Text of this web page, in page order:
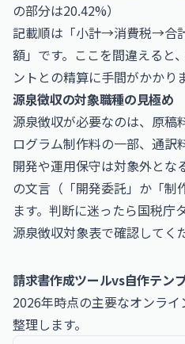
の部分は20.42%）
記載順は「小計→消費税→合
額」です。ここを間違えると
ントとの精算に手間がかかり
源泉徴収の対象職種の見極め
源泉徴収が必要なのは、原稿
ログラム制作料の一部、通訳
開発や運用保守は対象外とな
の文言（「開発委託」か「制
ます。判断に迷ったら国税庁
源泉徴収対象表で確認してく
請求書作成ツールvs自作テン
2026年時点の主要なオンラ
整理します。